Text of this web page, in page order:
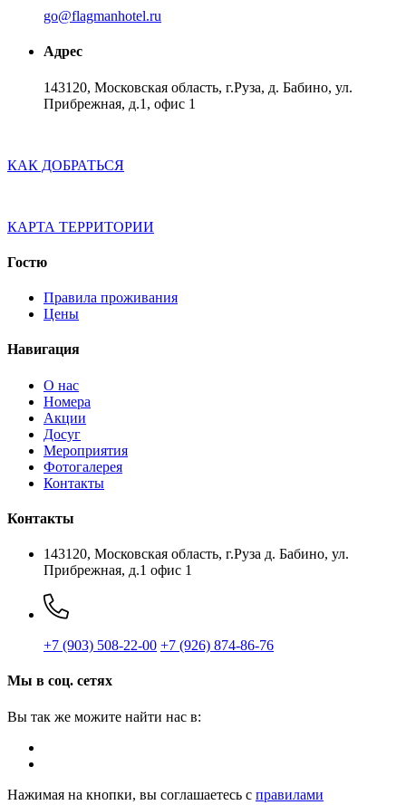
go@flagmanhotel.ru
Адрес
143120, Московская область, г.Руза, д. Бабино, ул.
Прибрежная, д.1, офис 1
КАК ДОБРАТЬСЯ
КАРТА ТЕРРИТОРИИ
Гостю
Правила проживания
Цены
Навигация
O нас
Номера
Акции
Досуг
Мероприятия
Фотогалерея
Контакты
Контакты
143120, Московская область, г.Руза д. Бабино, ул.
Прибрежная, д.1 офис 1
+7 (903) 508-22-00 +7 (926) 874-86-76
Мы в соц. сетях
Вы так же можите найти нас в:
Нажимая на кнопки, вы соглашаетесь с правилами